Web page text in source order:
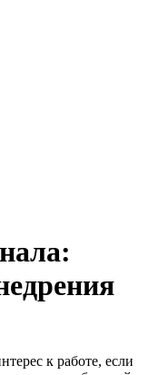
к работе, если